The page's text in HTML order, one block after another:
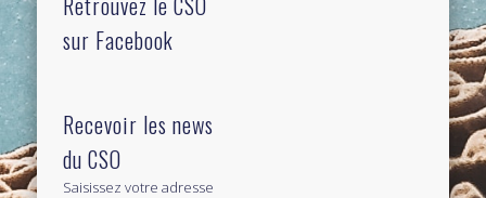
sur Facebook
Recevoir les news
du CSO
Saisissez votre adresse